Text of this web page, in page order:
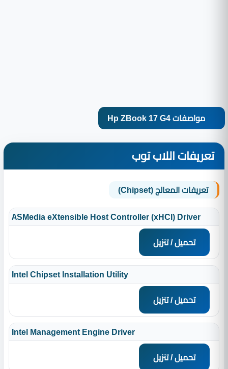
مواصفات Hp ZBook 17 G4
تعريفات اللاب توب
تعريفات المعالج (Chipset)
ASMedia eXtensible Host Controller (xHCI) Driver
تحميل / تنزيل
Intel Chipset Installation Utility
تحميل / تنزيل
Intel Management Engine Driver
تحميل / تنزيل